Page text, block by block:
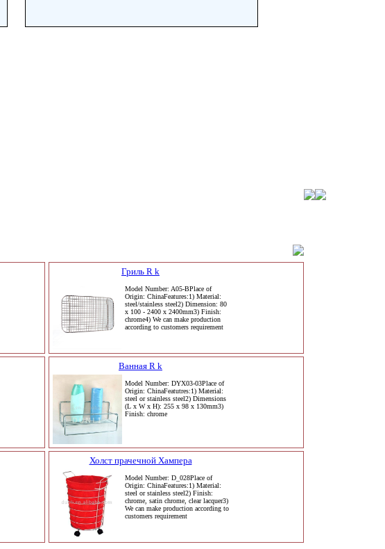
Гриль R k
Model Number: A05-BPlace of
Origin: ChinaFeatures:1) Material:
steel/stainless steel2) Dimension: 80
x 100 - 2400 x 2400mm3) Finish:
chrome4) We can make production
according to customers requirement
Ванная R k
Model Number: DYX03-03Place of
Origin: ChinaFeatutres:1) Material:
steel or stainless steel2) Dimensions
(L x W x H): 255 x 98 x 130mm3)
Finish: chrome
Холст прачечной Хампера
Model Number: D_028Place of
Origin: ChinaFeatures:1) Material:
steel or stainless steel2) Finish:
chrome, satin chrome, clear lacquer3)
We can make production according to
customers requirement